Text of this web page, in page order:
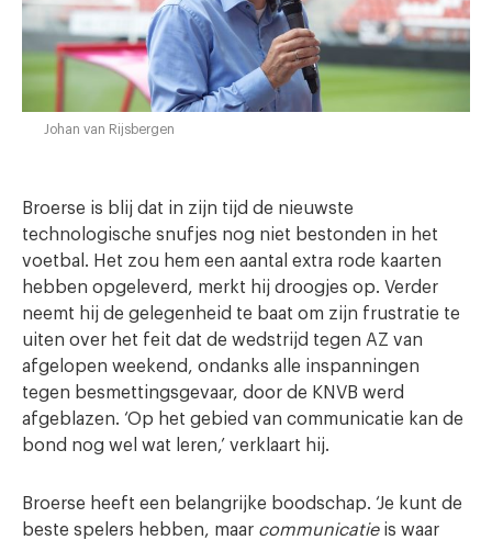
Johan van Rijsbergen
Broerse is blij dat in zijn tijd de nieuwste
technologische snufjes nog niet bestonden in het
voetbal. Het zou hem een aantal extra rode kaarten
hebben opgeleverd, merkt hij droogjes op. Verder
neemt hij de gelegenheid te baat om zijn frustratie te
uiten over het feit dat de wedstrijd tegen AZ van
afgelopen weekend, ondanks alle inspanningen
tegen besmettingsgevaar, door de KNVB werd
afgeblazen. ‘Op het gebied van communicatie kan de
bond nog wel wat leren,’ verklaart hij.
Broerse heeft een belangrijke boodschap. ‘Je kunt de
beste spelers hebben, maar communicatie is waar